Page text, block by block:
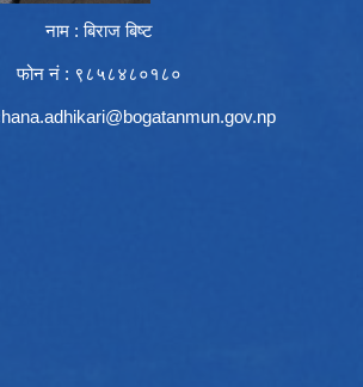
नाम : बिराज बिष्ट
फोन नं : ९८५८४८०१८०